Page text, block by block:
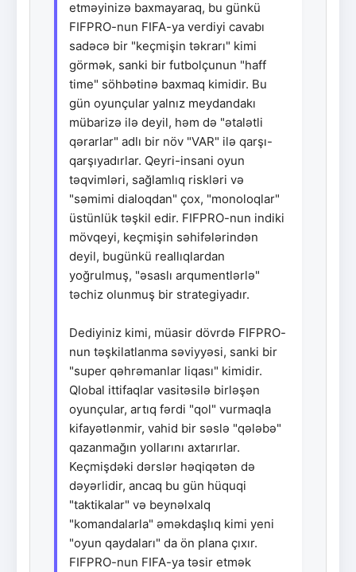
etməyinizə baxmayaraq, bu günkü
FIFPRO-nun FIFA-ya verdiyi cavabı
sadəcə bir "keçmişin təkrarı" kimi
görmək, sanki bir futbolçunun "haff
time" söhbətinə baxmaq kimidir. Bu
gün oyunçular yalnız meydandakı
mübarizə ilə deyil, həm də "ətalətli
qərarlar" adlı bir növ "VAR" ilə qarşı-
qarşıyadırlar. Qeyri-insani oyun
təqvimləri, sağlamlıq riskləri və
"səmimi dialoqdan" çox, "monoloqlar"
üstünlük təşkil edir. FIFPRO-nun indiki
mövqeyi, keçmişin səhifələrindən
deyil, bugünkü reallıqlardan
yoğrulmuş, "əsaslı arqumentlərlə"
təchiz olunmuş bir strategiyadır.
Dediyiniz kimi, müasir dövrdə FIFPRO-
nun təşkilatlanma səviyyəsi, sanki bir
"super qəhrəmanlar liqası" kimidir.
Qlobal ittifaqlar vasitəsilə birləşən
oyunçular, artıq fərdi "qol" vurmaqla
kifayətlənmir, vahid bir səslə "qələbə"
qazanmağın yollarını axtarırlar.
Keçmişdəki dərslər həqiqətən də
dəyərlidir, ancaq bu gün hüquqi
"taktikalar" və beynəlxalq
"komandalarla" əməkdaşlıq kimi yeni
"oyun qaydaları" da ön plana çıxır.
FIFPRO-nun FIFA-ya təsir etmək